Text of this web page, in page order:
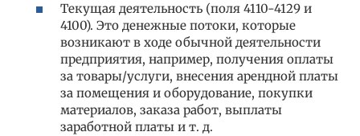
Текущая деятельность (поля 4110-4129 и
4100). Это денежные потоки, которые
возникают в ходе обычной деятельности
предприятия, например, получения оплаты
за товары/услуги, внесения арендной платы
за помещения и оборудование, покупки
материалов, заказа работ, выплаты
заработной платы и т. д.